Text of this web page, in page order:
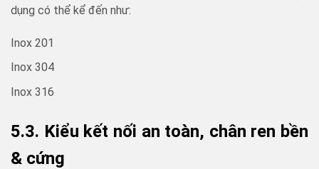
dụng có thể kể đến như:
Inox 201
Inox 304
Inox 316
5.3. Kiểu kết nối an toàn, chân ren bền
& cứng